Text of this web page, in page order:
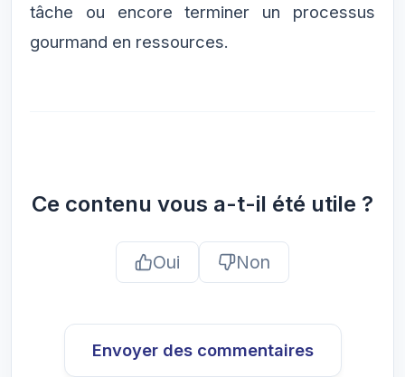
tâche ou encore terminer un processus
gourmand en ressources.
Ce contenu vous a-t-il été utile ?
Oui Non
Envoyer des commentaires